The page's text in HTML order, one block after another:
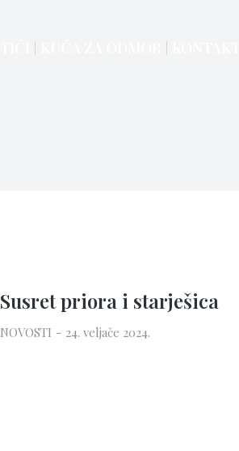
Susret priora i starješica
NOVOSTI 24. veljače 2024.